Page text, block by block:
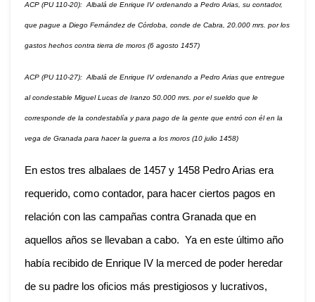
ACP (PU 110-20): Albalá de Enrique IV ordenando a Pedro Arias, su contador,
que pague a Diego Fernández de Córdoba, conde de Cabra, 20.000 mrs. por los
gastos hechos contra tierra de moros (6 agosto 1457)
ACP (PU 110-27): Albalá de Enrique IV ordenando a Pedro Arias que entregue
al condestable Miguel Lucas de Iranzo 50.000 mrs. por el sueldo que le
corresponde de la condestablía y para pago de la gente que entró con él en la
vega de Granada para hacer la guerra a los moros (10 julio 1458)
En estos tres albalaes de 1457 y 1458 Pedro Arias era
requerido, como contador, para hacer ciertos pagos en
relación con las campañas contra Granada que en
aquellos años se llevaban a cabo. Ya en este último año
había recibido de Enrique IV la merced de poder heredar
de su padre los oficios más prestigiosos y lucrativos,